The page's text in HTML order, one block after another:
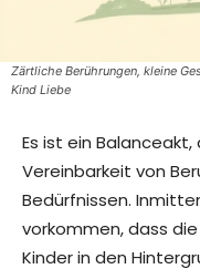
Zärtliche Berührungen, kleine
Kind Liebe
Es ist ein
Vereinbarkeit von
Bedürfnissen.
vorkommen, dass
Kinder in den